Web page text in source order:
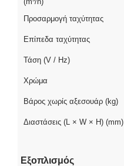
Προσαρμογή ταχύτητας
Επίπεδα ταχύτητας
Τάση (V / Hz)
Χρώμα
Βάρος χωρίς αξεσουάρ (kg)
Διαστάσεις (L × W × H) (mm)
Εξοπλισμός